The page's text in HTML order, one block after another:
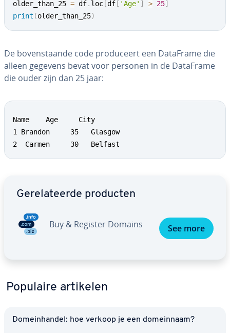
older_than_25 = df. loc [df [ 'Age' ] > 25]
print (older_than_25)
De bo­ven­staan­de code pro­du­ceert een DataFrame die
alleen gegevens bevat voor personen in de DataFrame
die ouder zijn dan 25 jaar:
Name  	Age     City
1 Brandon     35   Glasgow
2  Carmen     30   Belfast
Ge­re­la­teer­de producten
Buy & Register Domains See more
Populaire artikelen
Do­mein­han­del: hoe verkoop je een do­mein­naam?